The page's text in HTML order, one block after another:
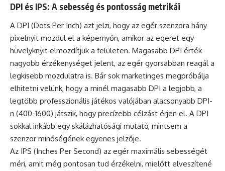
DPI és IPS: A sebesség és pontosság metrikái
A DPI (Dots Per Inch) azt jelzi, hogy az egér szenzora hány
pixelnyit mozdul el a képernyőn, amikor az egeret egy
hüvelyknyit elmozdítjuk a felületen. Magasabb DPI érték
nagyobb érzékenységet jelent, az egér gyorsabban reagál a
legkisebb mozdulatra is. Bár sok marketinges megpróbálja
elhitetni velünk, hogy a minél magasabb DPI a legjobb, a
legtöbb professzionális játékos valójában alacsonyabb DPI-
n (400-1600) játszik, hogy precízebb célzást érjen el. A DPI
sokkal inkább egy skálázhatósági mutató, mintsem a
szenzor minőségének egyenes jelzője.
Az IPS (Inches Per Second) az egér maximális sebességét
méri, amit még pontosan tud érzékelni, mielőtt elveszítené